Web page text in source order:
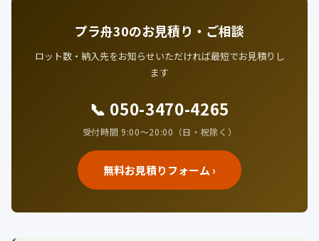
プラ舟30のお見積り・ご相談
ロット数・納入先をお知らせいただければ最短でお見積りし
ます
📞 050-3470-4265
受付時間 9:00〜20:00（日・祝除く）
無料お見積りフォーム ›